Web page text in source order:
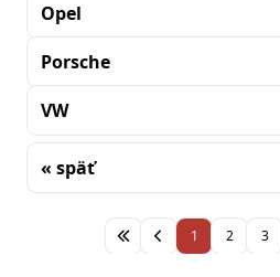
Opel
Porsche
VW
« späť
1 2 3